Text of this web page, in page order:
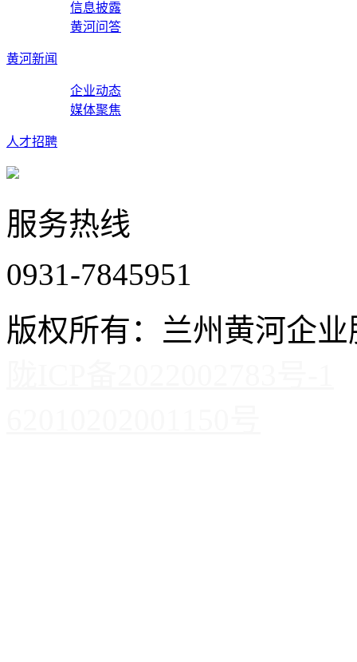
信息披露
黄河问答
黄河新闻
企业动态
媒体聚焦
人才招聘
服务热线
0931-7845951
版权所有：兰州黄河